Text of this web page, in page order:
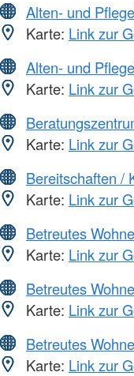
Alten- und
Karte: Link zur
Alten- und
Karte: Link zur
Karte: Link zur
Bereitschaften /
Karte: Link zur
Betreutes
Karte: Link zur
Betreutes
Karte: Link zur
Betreutes
Karte: Link zur